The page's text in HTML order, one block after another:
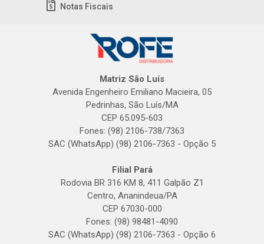
Notas Fiscais
Matriz São Luís
Avenida Engenheiro Emiliano Macieira, 05
Pedrinhas, São Luís/MA
CEP 65.095-603
Fones: (98) 2106-738/7363
SAC (WhatsApp) (98) 2106-7363 - Opção 5
Filial Pará
Rodovia BR 316 KM 8, 411 Galpão Z1
Centro, Ananindeua/PA
CEP 67030-000
Fones: (98) 98481-4090
SAC (WhatsApp) (98) 2106-7363 - Opção 6